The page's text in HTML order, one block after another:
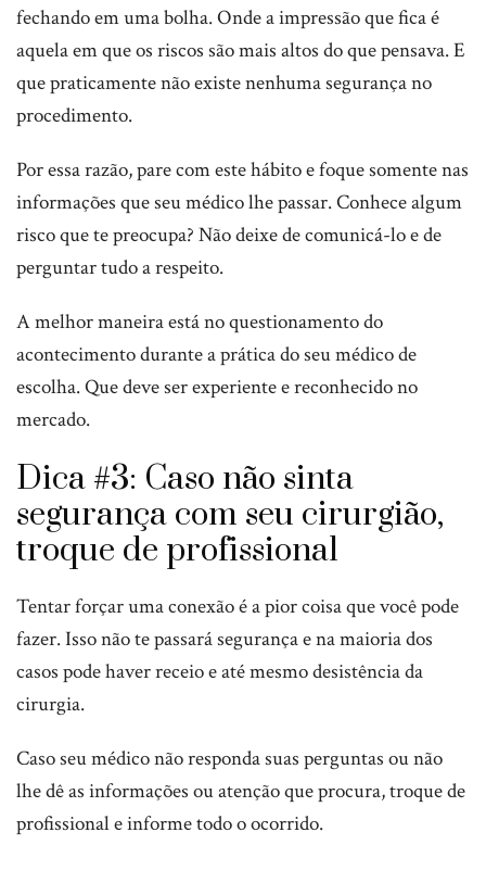
fechando em uma bolha. Onde a impressão que fica é
aquela em que os riscos são mais altos do que pensava. E
que praticamente não existe nenhuma segurança no
procedimento.
Por essa razão, pare com este hábito e foque somente nas
informações que seu médico lhe passar. Conhece algum
risco que te preocupa? Não deixe de comunicá-lo e de
perguntar tudo a respeito.
A melhor maneira está no questionamento do
acontecimento durante a prática do seu médico de
escolha. Que deve ser experiente e reconhecido no
mercado.
Dica #3: Caso não sinta
segurança com seu cirurgião,
troque de profissional
Tentar forçar uma conexão é a pior coisa que você pode
fazer. Isso não te passará segurança e na maioria dos
casos pode haver receio e até mesmo desistência da
cirurgia.
Caso seu médico não responda suas perguntas ou não
lhe dê as informações ou atenção que procura, troque de
profissional e informe todo o ocorrido.